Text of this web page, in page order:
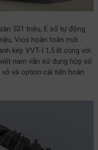
531 triệu, E số tự động
Vios hoàn toàn mới
kép VVT-I 1,5 lít cùng với
nam vẫn sử dụng hộp số
và option cải tiến hoàn